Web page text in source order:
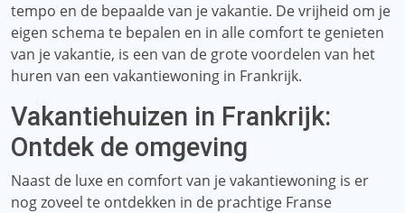
tempo en de bepaalde van je vakantie. De vrijheid om je
eigen schema te bepalen en in alle comfort te genieten
van je vakantie, is een van de grote voordelen van het
huren van een vakantiewoning in Frankrijk.
Vakantiehuizen in Frankrijk:
Ontdek de omgeving
Naast de luxe en comfort van je vakantiewoning is er
nog zoveel te ontdekken in de prachtige Franse